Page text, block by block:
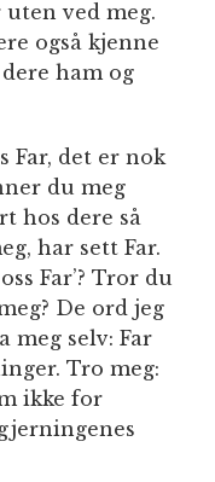
ved meg.
også kjenne
ham og
Far, det er nok
du meg
hos dere så
har sett Far.
Far’? Tror du
De ord jeg
meg selv: Far
Tro meg:
ikke for